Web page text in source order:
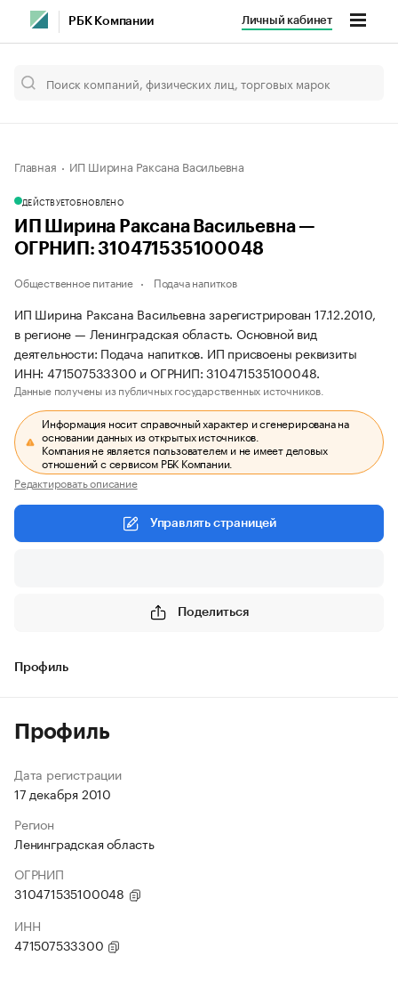
РБК Компании Личный кабинет
Главная ИП Ширина Раксана Васильевна
ДЕЙСТВУЕТОБНОВЛЕНО
ИП Ширина Раксана Васильевна —
ОГРНИП: 310471535100048
Общественное питание Подача напитков
ИП Ширина Раксана Васильевна зарегистрирован 17.12.2010,
в регионе — Ленинградская область. Основной вид
деятельности: Подача напитков. ИП присвоены реквизиты
ИНН: 471507533300 и ОГРНИП: 310471535100048.
Данные получены из публичных государственных источников.
Информация носит справочный характер и сгенерирована на
основании данных из открытых источников.
Компания не является пользователем и не имеет деловых
отношений с сервисом РБК Компании.
Редактировать описание
Управлять страницей
Поделиться
Профиль
Профиль
Дата регистрации
17 декабря 2010
Регион
Ленинградская область
ОГРНИП
310471535100048
ИНН
471507533300